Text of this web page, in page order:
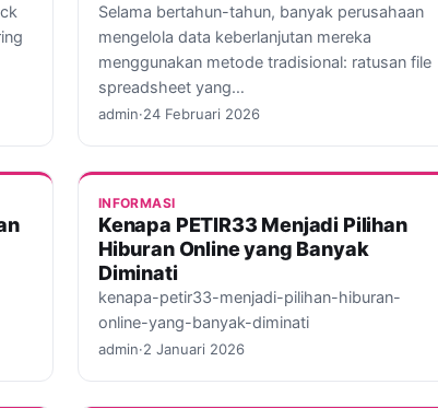
Selama bertahun-tahun, banyak perusahaan
mengelola data keberlanjutan mereka
menggunakan metode tradisional: ratusan file
spreadsheet yang…
admin·24 Februari 2026
INFORMASI
Kenapa PETIR33 Menjadi Pilihan
Hiburan Online yang Banyak
Diminati
kenapa-petir33-menjadi-pilihan-hiburan-
online-yang-banyak-diminati
admin·2 Januari 2026